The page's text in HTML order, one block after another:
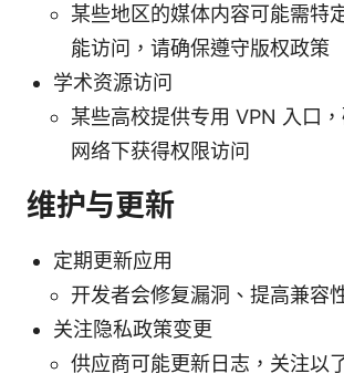
某些地区的媒体内容可能需特
能访问，请确保遵守版权政策
学术资源访问
某些高校提供专用 VPN 入口
网络下获得权限访问
维护与更新
定期更新应用
开发者会修复漏洞、提高兼容
关注隐私政策变更
供应商可能更新日志，关注以